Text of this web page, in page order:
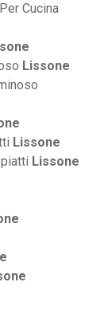
Cucina
Lissone
Lissone
Lissone